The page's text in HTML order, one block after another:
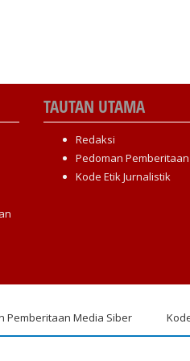
TAUTAN UTAMA
Redaksi
Pedoman
Kode Etik Jurnalistik
Pemberitaan Media Siber